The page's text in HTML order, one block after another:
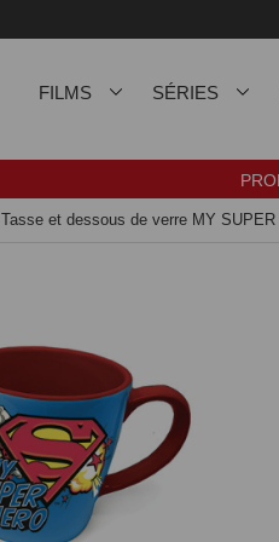
FILMS SÉRIES
Tasse et dessous de verre MY SUPER